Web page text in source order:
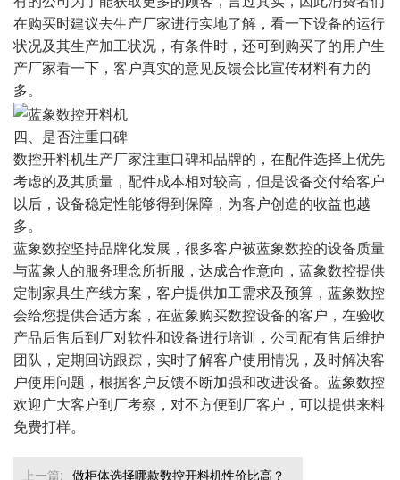
在购买时建议去生产厂家进行实地了解，看一下设备的运行
状况及其生产加工状况，有条件时，还可到购买了的用户生
产厂家看一下，客户真实的意见反馈会比宣传材料有力的
多。
四、是否注重口碑
数控开料机生产厂家注重口碑和品牌的，在配件选择上优先
考虑的及其质量，配件成本相对较高，但是设备交付给客户
以后，设备稳定性能够得到保障，为客户创造的收益也越
多。
蓝象数控坚持品牌化发展，很多客户被蓝象数控的设备质量
与蓝象人的服务理念所折服，达成合作意向，蓝象数控提供
定制家具生产线方案，客户提供加工需求及预算，蓝象数控
会给您提供合适方案，在蓝象购买数控设备的客户，在验收
产品后售后到厂对软件和设备进行培训，公司配有售后维护
团队，定期回访跟踪，实时了解客户使用情况，及时解决客
户使用问题，根据客户反馈不断加强和改进设备。蓝象数控
欢迎广大客户到厂考察，对不方便到厂客户，可以提供来料
免费打样。
上一篇: 做柜体选择哪款数控开料机性价比高？